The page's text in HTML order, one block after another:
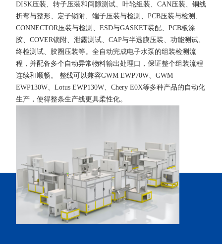
DISK压装、转子压装和间隙测试、叶轮组装、CAN压装、铜线
折弯与整形、定子锁附、端子压装与检测、PCB压装与检测、
CONNECTOR压装与检测、ESD与GASKET装配、PCB板涂
胶、COVER锁附、泄露测试、CAP与半透膜压装、功能测试、
终检测试、胶圈压装等。全自动完成电子水泵的组装检测流
程，并配备多个自动异常物料输出处理口，保证整个组装流程
连续和顺畅。 整线可以兼容GWM EWP70W、GWM
EWP130W、Lotus EWP130W、Chery E0X等多种产品的自动化
生产，使得整条生产线更具柔性化。